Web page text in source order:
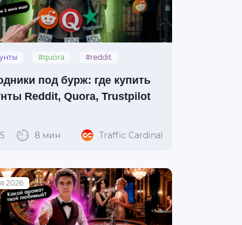
#quora
#reddit
под бурж: где купить
Reddit, Quora, Trustpilot
8 мин Traffic Cardinal
2026